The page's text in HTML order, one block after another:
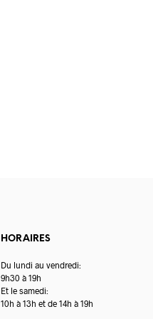
HORAIRES
Du lundi au vendredi:
9h30 à 19h
Et le samedi:
10h à 13h et de 14h à 19h